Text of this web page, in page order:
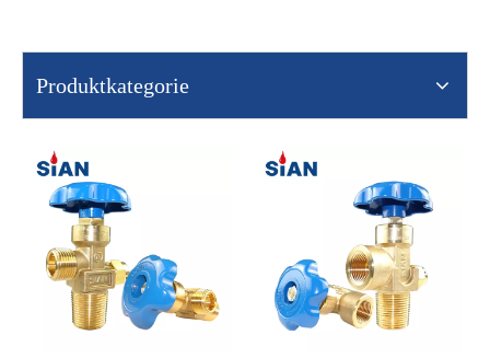
Produktkategorie